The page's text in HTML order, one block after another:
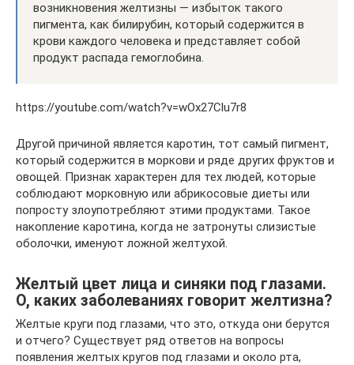
возникновения желтизны — избыток такого
пигмента, как билирубин, который содержится в
крови каждого человека и представляет собой
продукт распада гемоглобина.
https://youtube.com/watch?v=wOx27Clu7r8
Другой причиной является каротин, тот самый пигмент,
который содержится в моркови и ряде других фруктов и
овощей. Признак характерен для тех людей, которые
соблюдают морковную или абрикосовые диеты или
попросту злоупотребляют этими продуктами. Такое
накопление каротина, когда не затронуты слизистые
оболочки, именуют ложной желтухой.
Желтый цвет лица и синяки под глазами.
О, каких заболеваниях говорит желтизна?
Желтые круги под глазами, что это, откуда они берутся
и отчего? Существует ряд ответов на вопросы
появления желтых кругов под глазами и около рта,